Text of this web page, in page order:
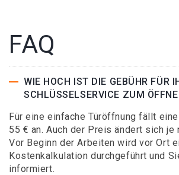
FAQ
WIE HOCH IST DIE GEBÜHR FÜR
SCHLÜSSELSERVICE ZUM
Für eine einfache Türöffnung fällt
55 € an. Auch der Preis ändert sich je
Vor Beginn der Arbeiten wird vor Ort
Kostenkalkulation durchgeführt und
informiert.